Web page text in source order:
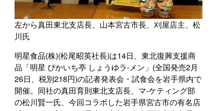
左から真田東北支店長、山本宮古市長、刈屋店主、松
川氏
明星食品(株)(松尾昭英社長)は14日、東北復興支援商
品「明星 ぴかいち亭 しょうゆラ-メン」(全国発売2月
26日、税別218円)の記者発表会・試食会を岩手県内で
開催。同社の真田育則東北支店長、マ-ケティング部
の松川賢一氏、今回コラボした岩手県宮古市の有名店